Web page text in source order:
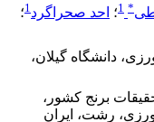
*
1؛ احد صحراگرد1؛
دانشگاه گیلان،
برنج کشور،
رشت، ایران